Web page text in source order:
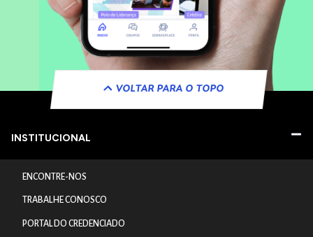
VOLTAR PARA O TOPO
INSTITUCIONAL
ENCONTRE-NOS
TRABALHE CONOSCO
PORTAL DO CREDENCIADO